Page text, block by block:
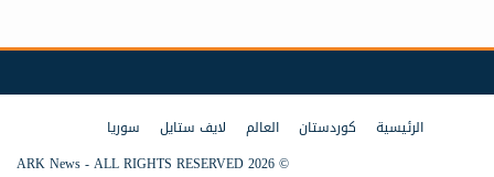
الرئيسية كوردستان العالم لايف ستايل
سوريا
© 2026 ARK News - ALL RIGHTS RESERVED